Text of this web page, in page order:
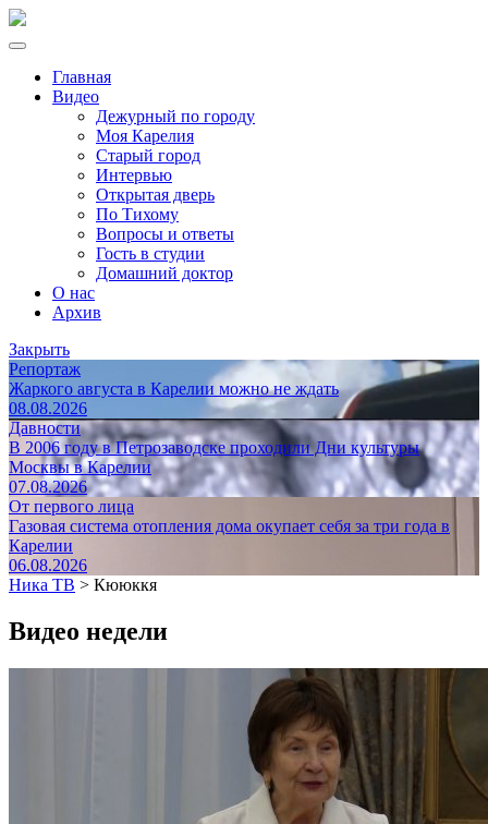
Главная
Видео
Дежурный по городу
Моя Карелия
Старый город
Интервью
Открытая дверь
По Тихому
Вопросы и ответы
Гость в студии
Домашний доктор
О нас
Архив
Закрыть
Репортаж
Жаркого августа в Карелии можно не ждать
08.08.2026
Давности
В 2006 году в Петрозаводске проходили Дни культуры
Москвы в Карелии
07.08.2026
От первого лица
Газовая система отопления дома окупает себя за три года в
Карелии
06.08.2026
Ника ТВ > Кююккя
Видео недели